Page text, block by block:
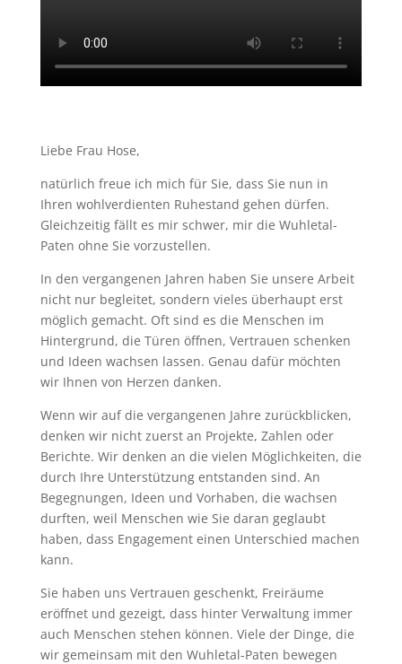
Liebe Frau Hose,
natürlich freue ich mich für Sie, dass Sie nun in
Ihren wohlverdienten Ruhestand gehen dürfen.
Gleichzeitig fällt es mir schwer, mir die Wuhletal-
Paten ohne Sie vorzustellen.
In den vergangenen Jahren haben Sie unsere Arbeit
nicht nur begleitet, sondern vieles überhaupt erst
möglich gemacht. Oft sind es die Menschen im
Hintergrund, die Türen öffnen, Vertrauen schenken
und Ideen wachsen lassen. Genau dafür möchten
wir Ihnen von Herzen danken.
Wenn wir auf die vergangenen Jahre zurückblicken,
denken wir nicht zuerst an Projekte, Zahlen oder
Berichte. Wir denken an die vielen Möglichkeiten, die
durch Ihre Unterstützung entstanden sind. An
Begegnungen, Ideen und Vorhaben, die wachsen
durften, weil Menschen wie Sie daran geglaubt
haben, dass Engagement einen Unterschied machen
kann.
Sie haben uns Vertrauen geschenkt, Freiräume
eröffnet und gezeigt, dass hinter Verwaltung immer
auch Menschen stehen können. Viele der Dinge, die
wir gemeinsam mit den Wuhletal-Paten bewegen